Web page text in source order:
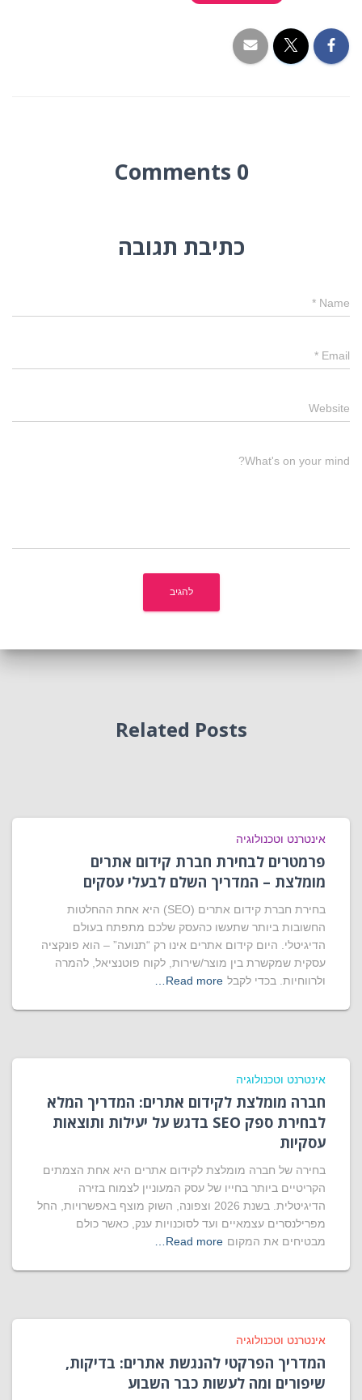
0 Comments
כתיבת תגובה
Name
*
Email
*
Website
What's on your mind?
Related Posts
אינטרנט וטכנולוגיה
פרמטרים לבחירת חברת קידום אתרים
מומלצת – המדריך השלם לבעלי עסקים
בחירת חברת קידום אתרים (SEO) היא אחת ההחלטות
החשובות ביותר שתעשו כהעסק שלכם מתפתח בעולם
הדיגיטלי. היום קידום אתרים אינו רק “תנועה” – הוא פונקציה
עסקית שמקשרת בין מוצר/שירות, לקוח פוטנציאל, להמרה
ולרווחיות. בכדי לקבל Read more…
אינטרנט וטכנולוגיה
חברה מומלצת לקידום אתרים: המדריך המלא
לבחירת ספק SEO בדגש על יעילות ותוצאות
עסקיות
בחירה של חברה מומלצת לקידום אתרים היא אחת הצמתים
הקריטיים ביותר בחייו של עסק המעוניין לצמוח בזירה
הדיגיטלית. בשנת 2026 וצפונה, השוק מוצף באפשרויות, החל
מפרילנסרים עצמאיים ועד לסוכנויות ענק, כאשר כולם
מבטיחים את המקום Read more…
אינטרנט וטכנולוגיה
המדריך הפרקטי להנגשת אתרים: בדיקות,
שיפורים ומה לעשות כבר השבוע